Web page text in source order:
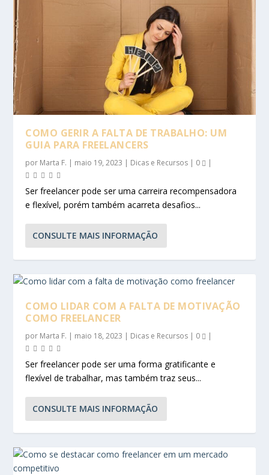
COMO GERIR A FALTA DE TRABALHO: UM
GUIA PARA FREELANCERS
por Marta F. | maio 19, 2023 | Dicas e Recursos | 0 |
Ser freelancer pode ser uma carreira recompensadora
e flexível, porém também acarreta desafios...
CONSULTE MAIS INFORMAÇÃO
COMO LIDAR COM A FALTA DE MOTIVAÇÃO
COMO FREELANCER
por Marta F. | maio 18, 2023 | Dicas e Recursos | 0 |
Ser freelancer pode ser uma forma gratificante e
flexível de trabalhar, mas também traz seus...
CONSULTE MAIS INFORMAÇÃO